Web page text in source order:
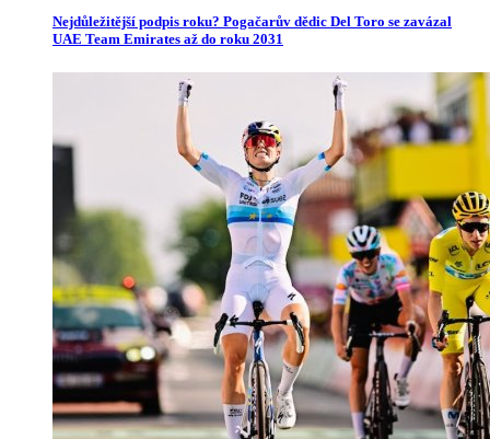
Nejdůležitější podpis roku? Pogačarův dědic Del Toro se zavázal
UAE Team Emirates až do roku 2031